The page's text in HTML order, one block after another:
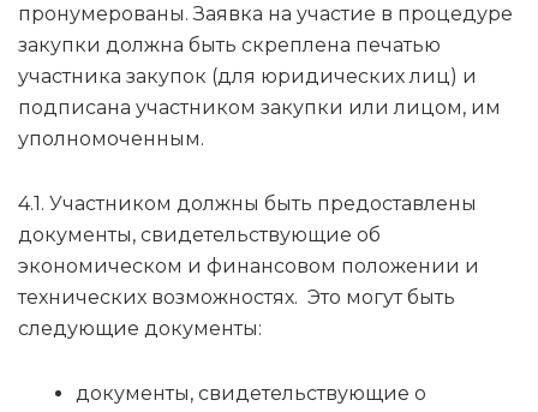
пронумерованы. Заявка на участие в процедуре
закупки должна быть скреплена печатью
участника закупок (для юридических лиц) и
подписана участником закупки или лицом, им
уполномоченным.
4.1. Участником должны быть предоставлены
документы, свидетельствующие об
экономическом и финансовом положении и
технических возможностях. Это могут быть
следующие документы:
документы, свидетельствующие о